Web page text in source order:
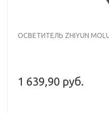
ОСВЕТИТЕЛЬ ZHIYUN
1 639,90 руб.